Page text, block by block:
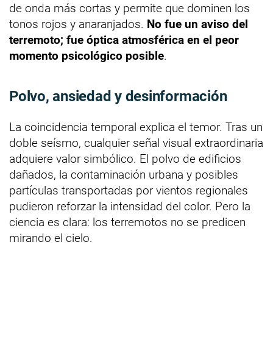
de onda más cortas y permite que dominen los
tonos rojos y anaranjados. No fue un aviso del
terremoto; fue óptica atmosférica en el peor
momento psicológico posible.
Polvo, ansiedad y desinformación
La coincidencia temporal explica el temor. Tras un
doble seísmo, cualquier señal visual extraordinaria
adquiere valor simbólico. El polvo de edificios
dañados, la contaminación urbana y posibles
partículas transportadas por vientos regionales
pudieron reforzar la intensidad del color. Pero la
ciencia es clara: los terremotos no se predicen
mirando el cielo.